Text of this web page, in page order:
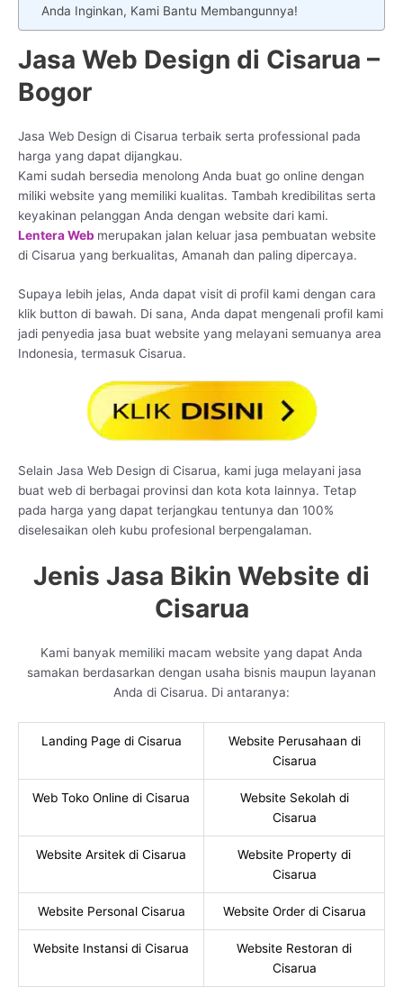
Anda Inginkan, Kami Bantu Membangunnya!
Jasa Web Design di Cisarua –
Bogor
Jasa Web Design di Cisarua terbaik serta professional pada
harga yang dapat dijangkau.
Kami sudah bersedia menolong Anda buat go online dengan
miliki website yang memiliki kualitas. Tambah kredibilitas serta
keyakinan pelanggan Anda dengan website dari kami.
Lentera Web merupakan jalan keluar jasa pembuatan website
di Cisarua yang berkualitas, Amanah dan paling dipercaya.
Supaya lebih jelas, Anda dapat visit di profil kami dengan cara
klik button di bawah. Di sana, Anda dapat mengenali profil kami
jadi penyedia jasa buat website yang melayani semuanya area
Indonesia, termasuk Cisarua.
Selain Jasa Web Design di Cisarua, kami juga melayani jasa
buat web di berbagai provinsi dan kota kota lainnya. Tetap
pada harga yang dapat terjangkau tentunya dan 100%
diselesaikan oleh kubu profesional berpengalaman.
Jenis Jasa Bikin Website di
Cisarua
Kami banyak memiliki macam website yang dapat Anda
samakan berdasarkan dengan usaha bisnis maupun layanan
Anda di Cisarua. Di antaranya:
Landing Page di Cisarua
Website Perusahaan di
Cisarua
Web Toko Online di Cisarua
Website Sekolah di
Cisarua
Website Arsitek di Cisarua
Website Property di
Cisarua
Website Personal Cisarua Website Order di Cisarua
Website Instansi di Cisarua
Website Restoran di
Cisarua